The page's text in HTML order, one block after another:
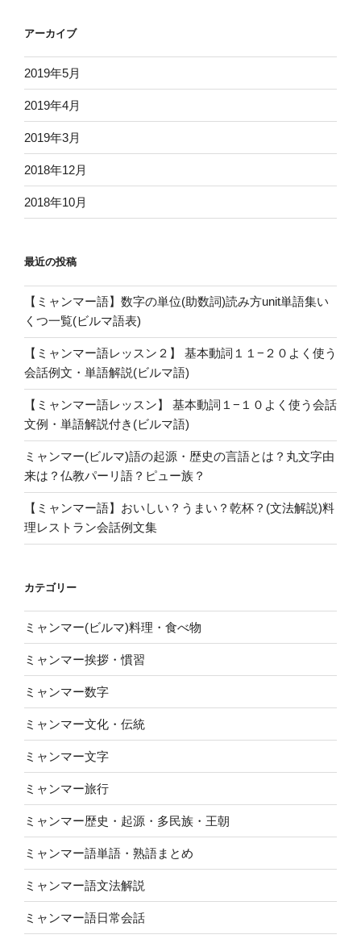
お
い
し
い
熱
帯
フ
ル
ー
ツ
(ビ
ル
マ
語
果
物
話
音
声
つ
き)”
の
アーカイブ
2019年5月
2019年4月
2019年3月
2018年12月
2018年10月
最近の投稿
【ミャンマー語】数字の単位(助数詞)読み方unit単語集い
くつ一覧(ビルマ語表)
【ミャンマー語レッスン２】 基本動詞１１−２０よく使う
会話例文・単語解説(ビルマ語)
【ミャンマー語レッスン】 基本動詞１−１０よく使う会話
文例・単語解説付き(ビルマ語)
ミャンマー(ビルマ)語の起源・歴史の言語とは？丸文字由
来は？仏教パーリ語？ピュー族？
【ミャンマー語】おいしい？うまい？乾杯？(文法解説)料
理レストラン会話例文集
カテゴリー
ミャンマー(ビルマ)料理・食べ物
ミャンマー挨拶・慣習
ミャンマー数字
ミャンマー文化・伝統
ミャンマー文字
ミャンマー旅行
ミャンマー歴史・起源・多民族・王朝
ミャンマー語単語・熟語まとめ
ミャンマー語文法解説
ミャンマー語日常会話